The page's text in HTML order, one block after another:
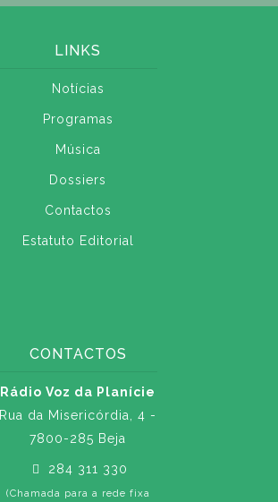
LINKS
Notícias
Programas
Música
Dossiers
Contactos
Estatuto Editorial
CONTACTOS
Rádio Voz da Planície
Rua da Misericórdia, 4 -
7800-285 Beja
284 311 330
(Chamada para a rede fixa